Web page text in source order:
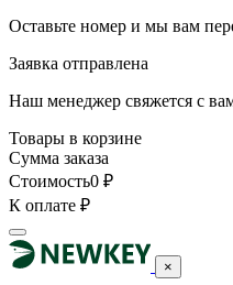
Оставьте номер и мы вам
Заявка отправлена
Наш менеджер свяжется с
Товары в корзине
Сумма заказа
Стоимость0 ₽
К оплате ₽
×